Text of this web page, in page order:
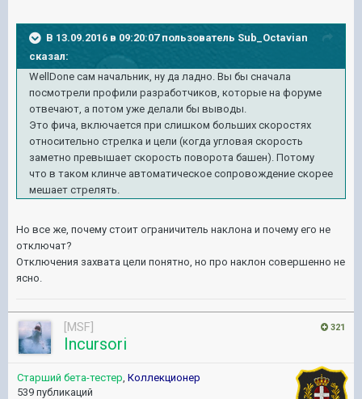
В 13.09.2016 в 09:20:07 пользователь Sub_Octavian
сказал:
WellDone сам начальник, ну да ладно. Вы бы сначала
посмотрели профили разработчиков, которые на форуме
отвечают, а потом уже делали бы выводы.
Это фича, включается при слишком больших скоростях
относительно стрелка и цели (когда угловая скорость
заметно превышает скорость поворота башен). Потому
что в таком клинче автоматическое сопровождение скорее
мешает стрелять.
Но все же, почему стоит ограничитель наклона и почему его не
отключат?
Отключения захвата цели понятно, но про наклон совершенно не
ясно.
321
[MSF]
Incursori
Старший бета-тестер, Коллекционер
539 публикаций